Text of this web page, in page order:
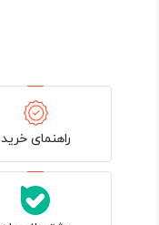
راهنمای خرید